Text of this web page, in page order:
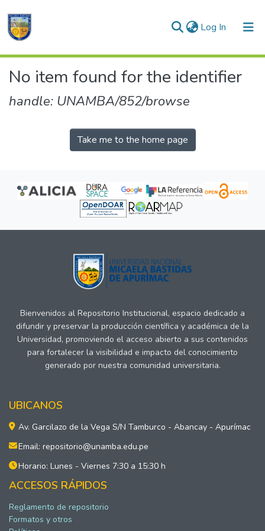
Log In (current)
Communities & Collections
No item found for the identifier
handle: UNAMBA/852/browse
Take me to the home page
Bienvenidos al Repositorio Institucional, espacio dedicado a
difundir y preservar la producción científica y académica de la
Universidad, promoviendo el acceso abierto a sus contenidos
para fortalecer la visibilidad e impacto del conocimiento
generado por nuestra comunidad universitaria.
UBICANOS
Av. Garcilazo de la Vega S/N Tamburco - Abancay - Apurímac
Email: repositorio@unamba.edu.pe
Horario: Lunes - Viernes 7:30 a 15:30 h
ACCESOS RÁPIDOS
Reglamento de repositorio
Formatos y otros